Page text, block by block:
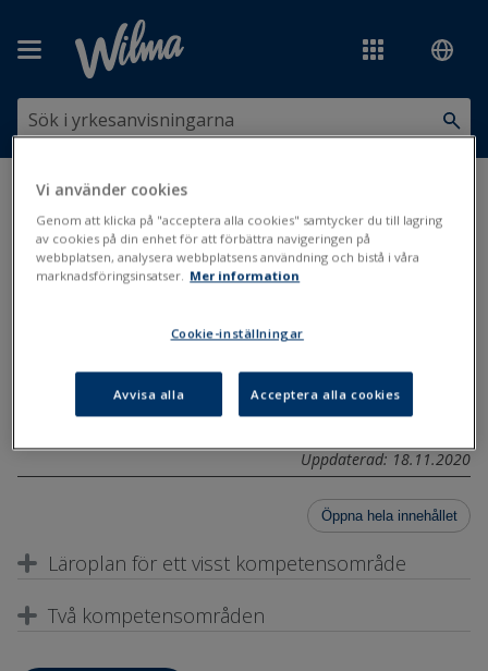
Du är här:Undervisningsutbud och planer
skapa kompetensområdesspecifika läroplaner
Att skapa
kompetensområdesspecifika
läroplaner
Plan för genomförande
Uppdaterad: 18.11.2020
Öppna hela innehållet
Läroplan för ett visst kompetensområde
Två kompetensområden
Vi använder cookies
Genom att klicka på "acceptera alla cookies" samtycker du till lagring
av cookies på din enhet för att förbättra navigeringen på
webbplatsen, analysera webbplatsens användning och bistå i våra
marknadsföringsinsatser. Mer information
Cookie-inställningar
Avvisa alla Acceptera alla cookies